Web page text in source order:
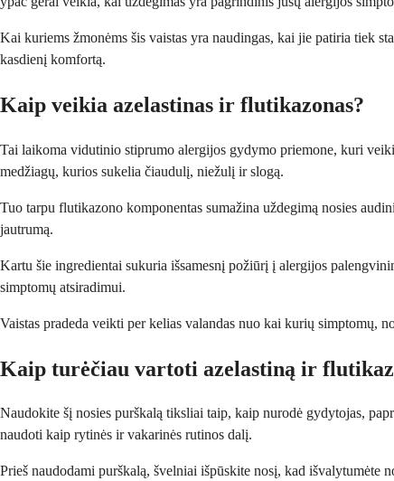
Kai kuriems žmonėms šis vaistas yra naudingas, kai jie patiria tiek
kasdienį komfortą.
Kaip veikia azelastinas ir flutikazonas?
Tai laikoma vidutinio stiprumo alergijos gydymo priemone, kuri
medžiagų, kurios sukelia čiaudulį, niežulį ir slogą.
Tuo tarpu flutikazono komponentas sumažina uždegimą nosies
jautrumą.
Kartu šie ingredientai sukuria išsamesnį požiūrį į alergijos
simptomų atsiradimui.
Vaistas pradeda veikti per kelias valandas nuo kai kurių
Kaip turėčiau vartoti azelastiną ir
Naudokite šį nosies purškalą tiksliai taip, kaip nurodė gydytojas,
naudoti kaip rytinės ir vakarinės rutinos dalį.
Prieš naudodami purškalą, švelniai išpūskite nosį, kad išvalytumėte